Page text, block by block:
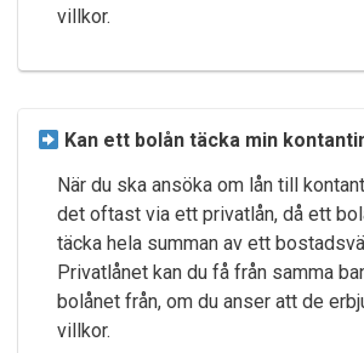
villkor.
Kan ett bolån täcka min
När du ska ansöka om lån till
det oftast via ett privatlån, då ett
täcka hela summan av ett
Privatlånet kan du få från samma
bolånet från, om du anser att de
villkor.